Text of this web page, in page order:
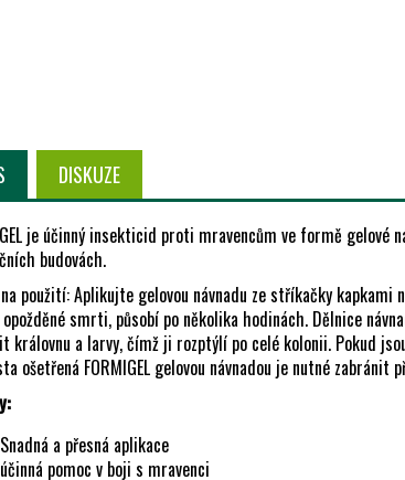
DISKUZE
je účinný insekticid proti mravencům ve formě
budovách.
použití: Aplikujte gelovou návnadu ze stříkačky
smrti, působí po několika hodinách. Dělnice
královnu a larvy, čímž ji rozptýlí po celé kolonii. Pokud
ošetřená FORMIGEL gelovou návnadou je nutné
Snadná a přesná aplikace
účinná pomoc v boji s mravenci